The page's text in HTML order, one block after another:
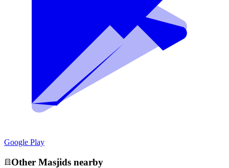
Google Play
Other Masjids nearby